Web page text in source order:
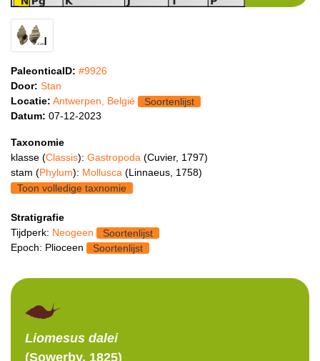
PaleonticaID: #9926
Door: Stan
Locatie: Antwerpen, België
Soortenlijst
Datum: 07-12-2023
Taxonomie
klasse (Classis): Gastropoda (Cuvier, 1797)
stam (Phylum): Mollusca (Linnaeus, 1758)
Toon volledige taxnomie
Stratigrafie
Tijdperk: Neogeen
Soortenlijst
Epoch: Plioceen
Soortenlijst
Liomesus dalei
(Sowerby, 1825)